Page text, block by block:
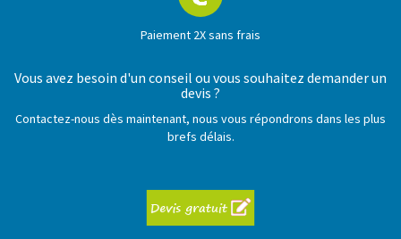
Paiement 2X sans frais
Vous avez besoin d'un conseil ou vous souhaitez demander un
devis ?
Contactez-nous dès maintenant, nous vous répondrons dans les plus
brefs délais.